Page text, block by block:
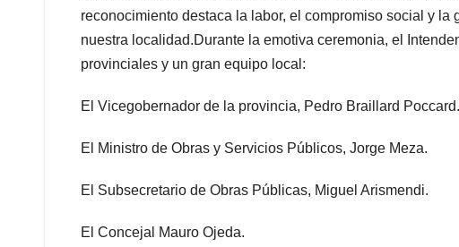
reconocimiento destaca la labor, el compromiso social y
nuestra localidad.Durante la emotiva ceremonia, el
provinciales y un gran equipo local:
El Vicegobernador de la provincia, Pedro Braillard Poccard.
El Ministro de Obras y Servicios Públicos, Jorge Meza.
El Subsecretario de Obras Públicas, Miguel Arismendi.
El Concejal Mauro Ojeda.